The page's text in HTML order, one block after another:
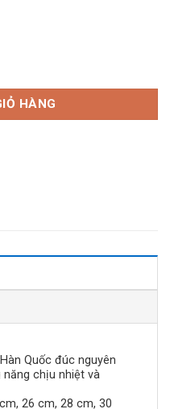
Hàng Chính Hãng số lượng
HÀNG
Quốc đúc nguyên
năng chịu nhiệt và
26 cm, 28 cm, 30